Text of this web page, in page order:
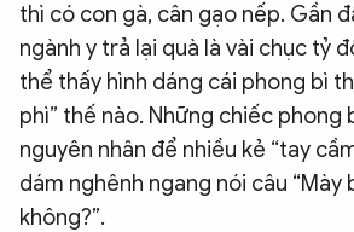
thì có con gà, cân gạo nếp. Gần
ngành y trả lại quà là vài chục tỷ
thể thấy hình dáng cái phong bì
phì” thế nào. Những chiếc phong
nguyên nhân để nhiều kẻ “tay
dám nghênh ngang nói câu “Mày
không?”.